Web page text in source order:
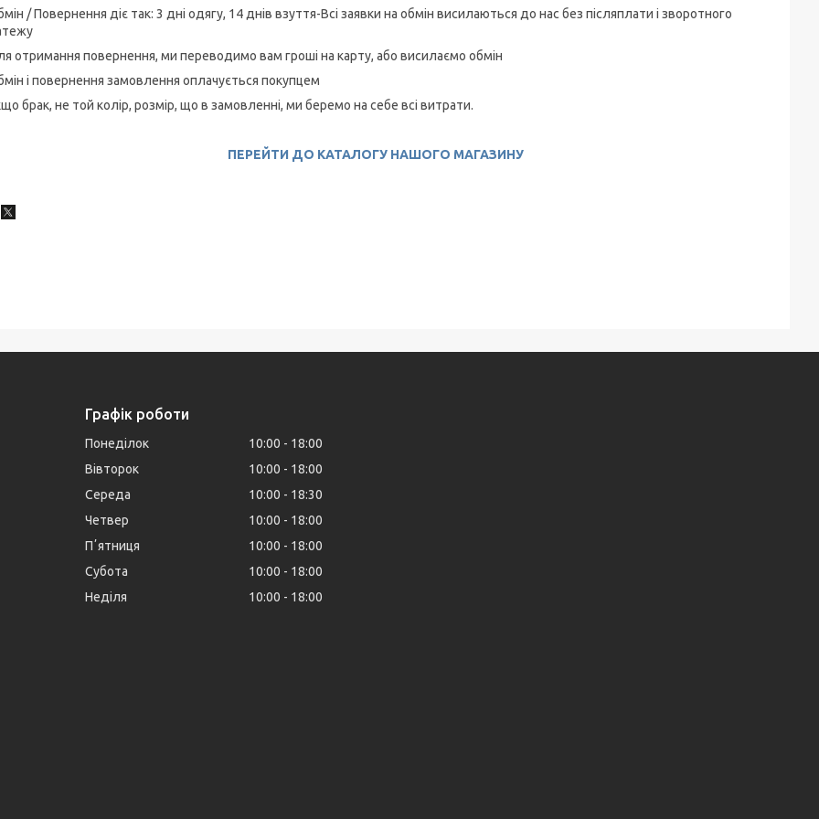
/ Повернення діє так: 3 дні одягу, 14 днів взуття-Всі заявки на обмін висилаються до нас без післяплати і зворотного
отримання повернення, ми переводимо вам гроші на карту, або висилаємо обмін
і повернення замовлення оплачується покупцем
брак, не той колір, розмір, що в замовленні, ми беремо на себе всі витрати.
ПЕРЕЙТИ ДО КАТАЛОГУ НАШОГО МАГАЗИНУ
Графік роботи
Понеділок 10:00
18:00
Вівторок
10:00
18:00
Середа
10:00
18:30
Четвер
10:00
18:00
Пʼятниця
10:00
18:00
Субота
10:00
18:00
Неділя
10:00 18:00